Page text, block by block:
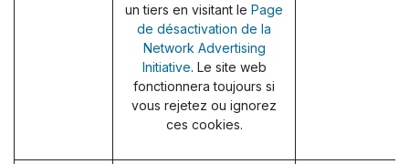
un tiers en visitant le Page
de désactivation de la
Network Advertising
Initiative. Le site web
fonctionnera toujours si
vous rejetez ou ignorez
ces cookies.